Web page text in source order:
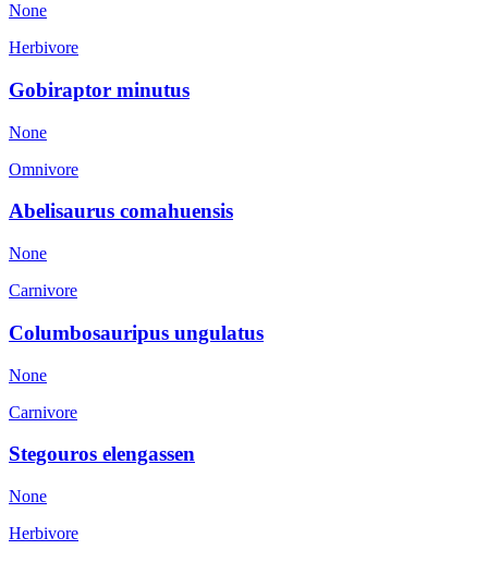
None
Herbivore
Gobiraptor minutus
None
Omnivore
Abelisaurus comahuensis
None
Carnivore
Columbosauripus ungulatus
None
Carnivore
Stegouros elengassen
None
Herbivore